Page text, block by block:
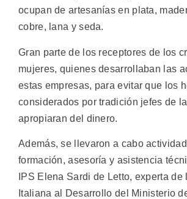
ocupan de artesanías en plata,
cobre, lana y seda.
Gran parte de los receptores de los
mujeres, quienes desarrollaban las
estas empresas, para evitar que los
considerados por tradición jefes de
apropiaran del dinero.
Además, se llevaron a cabo
formación, asesoría y asistencia
IPS Elena Sardi de Letto, experta
Italiana al Desarrollo del Ministerio